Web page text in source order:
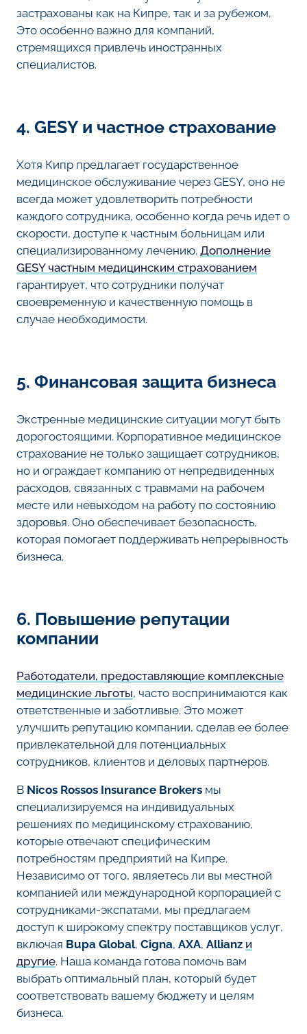
застрахованы как на Кипре, так и за рубежом.
Это особенно важно для компаний,
стремящихся привлечь иностранных
специалистов.
4. GESY и частное страхование
Хотя Кипр предлагает государственное
медицинское обслуживание через GESY, оно не
всегда может удовлетворить потребности
каждого сотрудника, особенно когда речь идет о
скорости, доступе к частным больницам или
специализированному лечению. Дополнение
GESY частным медицинским страхованием
гарантирует, что сотрудники получат
своевременную и качественную помощь в
случае необходимости.
5. Финансовая защита бизнеса
Экстренные медицинские ситуации могут быть
дорогостоящими. Корпоративное медицинское
страхование не только защищает сотрудников,
но и ограждает компанию от непредвиденных
расходов, связанных с травмами на рабочем
месте или невыходом на работу по состоянию
здоровья. Оно обеспечивает безопасность,
которая помогает поддерживать непрерывность
бизнеса.
6. Повышение репутации
компании
Работодатели, предоставляющие комплексные
медицинские льготы, часто воспринимаются как
ответственные и заботливые. Это может
улучшить репутацию компании, сделав ее более
привлекательной для потенциальных
сотрудников, клиентов и деловых партнеров.
В Nicos Rossos Insurance Brokers мы
специализируемся на индивидуальных
решениях по медицинскому страхованию,
которые отвечают специфическим
потребностям предприятий на Кипре.
Независимо от того, являетесь ли вы местной
компанией или международной корпорацией с
сотрудниками-экспатами, мы предлагаем
доступ к широкому спектру поставщиков услуг,
включая Bupa Global, Cigna, AXA, Allianz и
другие. Наша команда готова помочь вам
выбрать оптимальный план, который будет
соответствовать вашему бюджету и целям
бизнеса.